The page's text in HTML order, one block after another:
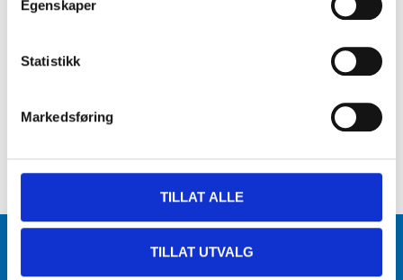
Egenskaper
Statistikk
Markedsføring
TILLAT ALLE
TILLAT UTVALG